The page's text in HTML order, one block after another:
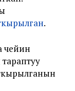
.
чейин